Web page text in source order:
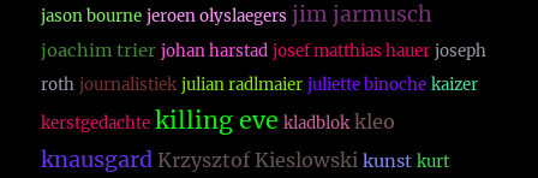
jason bourne jeroen olyslaegers jim jarmusch
joachim trier johan harstad josef matthias hauer joseph
roth journalistiek julian radlmaier juliette binoche kaizer
kerstgedachte killing eve kladblok kleo
knausgard Krzysztof Kieslowski kunst kurt